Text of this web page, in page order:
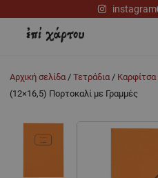
περιεχόμενο
instagram
Αρχική σελίδα /Τετράδια / Καρφίτσα
(12×16,5) Πορτοκαλί με Γραμμές